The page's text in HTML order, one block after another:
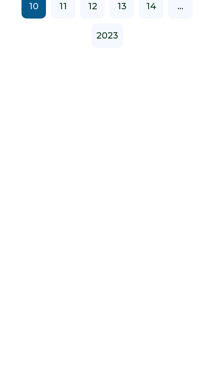
10 11 12 13 14 ...
2023